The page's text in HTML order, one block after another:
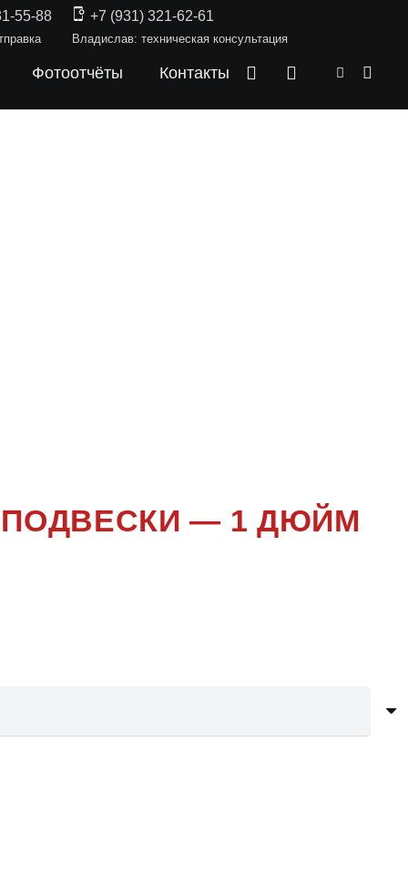
55-88 +7 (931) 321-62-61
Владислав: техническая консультация
Фотоотчёты Контакты
ПОДВЕСКИ — 1 ДЮЙМ